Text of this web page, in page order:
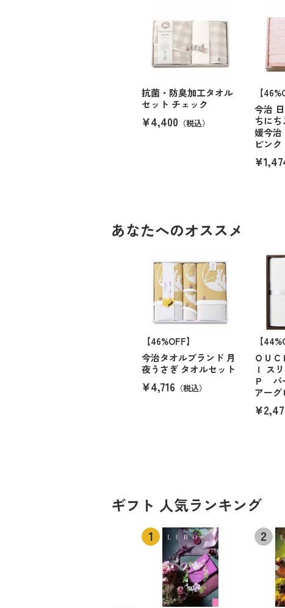
抗菌・防臭加工タオル
セット チェック
¥4,400 （税込）
【
今治
ちに
媛今
ピンク
あなたへのオススメ
【46%OFF】
今治タオルブランド 月
夜うさぎ タオルセット
¥4,716 （税込）
【
ＯＵＣ
Ｉ ス
Ｐ パ
アーグ
ギフト 人気ランキング